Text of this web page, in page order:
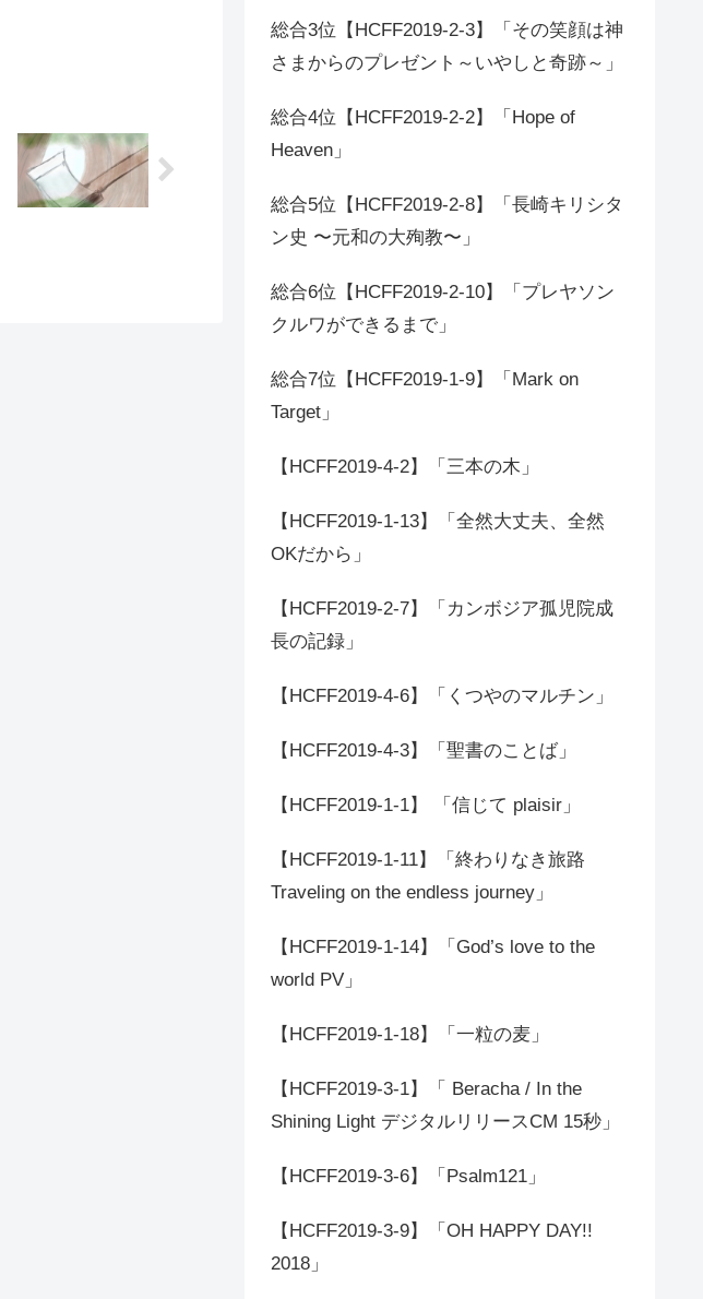
総合3位【HCFF2019-2-3】「その笑顔は神
さまからのプレゼント～いやしと奇跡～」
総合4位【HCFF2019-2-2】「Hope of
Heaven」
総合5位【HCFF2019-2-8】「長崎キリシタ
ン史 〜元和の大殉教〜」
総合6位【HCFF2019-2-10】「プレヤソン
クルワができるまで」
総合7位【HCFF2019-1-9】「Mark on
Target」
【HCFF2019-4-2】「三本の木」
【HCFF2019-1-13】「全然大丈夫、全然
OKだから」
【HCFF2019-2-7】「カンボジア孤児院成
長の記録」
【HCFF2019-4-6】「くつやのマルチン」
【HCFF2019-4-3】「聖書のことば」
【HCFF2019-1-1】 「信じて plaisir」
【HCFF2019-1-11】「終わりなき旅路
Traveling on the endless journey」
【HCFF2019-1-14】「God’s love to the
world PV」
【HCFF2019-1-18】「一粒の麦」
【HCFF2019-3-1】「 Beracha / In the
Shining Light デジタルリリースCM 15秒」
【HCFF2019-3-6】「Psalm121」
【HCFF2019-3-9】「OH HAPPY DAY!!
2018」